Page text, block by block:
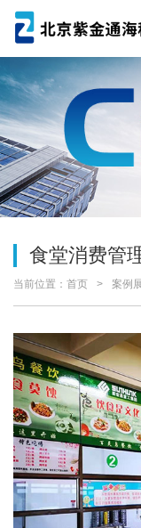
食堂消费管
当前位置： 首页 案例